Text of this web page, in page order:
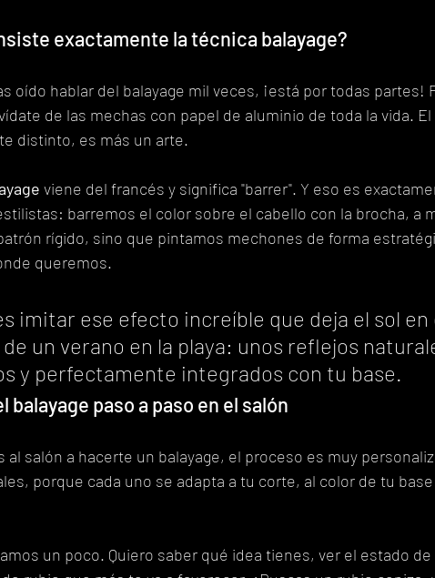
exactamente la técnica balayage?
oído hablar del balayage mil veces, ¡está por todas partes!
de las mechas con papel de aluminio de toda la vida. El
distinto, es más un arte.
viene del francés y significa "barrer". Y eso es
barremos el color sobre el cabello con la brocha, a
rígido, sino que pintamos mechones de forma
queremos.
imitar ese efecto increíble que deja el sol en
un verano en la playa: unos reflejos
y perfectamente integrados con tu base.
balayage paso a paso en el salón
al salón a hacerte un balayage, el proceso es muy
porque cada uno se adapta a tu corte, al color de tu
un poco. Quiero saber qué idea tienes, ver el estado